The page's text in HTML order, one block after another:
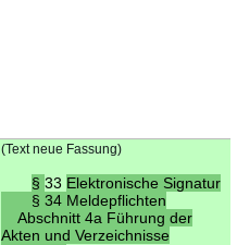
(Text neue Fassung)
§ 33 Elektronische Signatur
§ 34 Meldepflichten
Abschnitt 4a Führung der
Akten und Verzeichnisse